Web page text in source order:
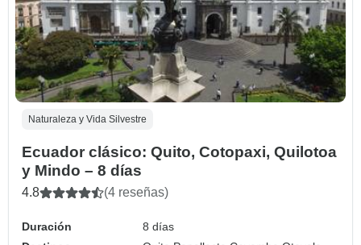
Naturaleza y Vida Silvestre
Ecuador clásico: Quito, Cotopaxi, Quilotoa
y Mindo – 8 días
4.8 (4 reseñas)
Duración
8 días